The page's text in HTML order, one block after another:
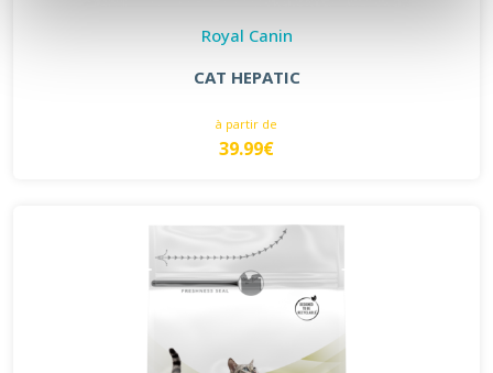
Royal Canin
CAT HEPATIC
à partir de
39.99€